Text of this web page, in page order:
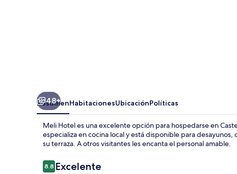
48+
ResumenHabitacionesUbicaciónPolíticas
Meli Hotel es una excelente opción para hospedarse en
especializa en cocina local y está disponible para
su terraza. A otros visitantes les encanta el personal amable.
Opiniones
8.88.8 de 10,
Excelente